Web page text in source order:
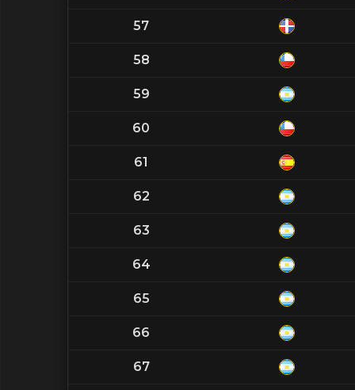
57
58
59
60
61
62
63
64
65
66
67